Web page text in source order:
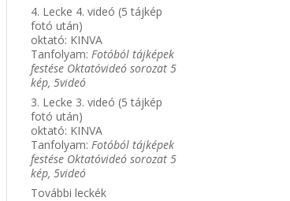
4. Lecke 4. videó (5 tájkép
fotó után)
oktató: KINVA
Tanfolyam:Fotóból tájképek
festése Oktatóvideó sorozat 5
kép, 5videó
3. Lecke 3. videó (5 tájkép
fotó után)
oktató: KINVA
Tanfolyam:Fotóból tájképek
festése Oktatóvideó sorozat 5
kép, 5videó
További leckék